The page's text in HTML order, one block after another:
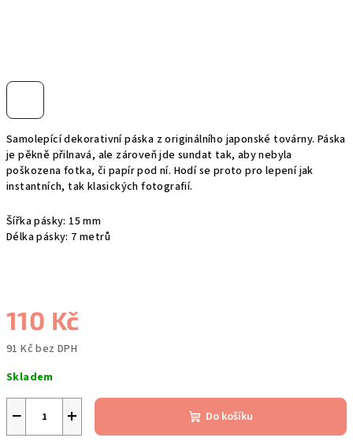
Samolepící dekorativní páska z originálního japonské továrny. Páska
je pěkně přilnavá, ale zároveň jde sundat tak, aby nebyla
poškozena fotka, či papír pod ní. Hodí se proto pro lepení jak
instantních, tak klasických fotografií.
Šířka pásky: 15 mm
Délka pásky: 7 metrů
110 Kč
91 Kč bez DPH
cena:
Skladem
+
− Do košíku